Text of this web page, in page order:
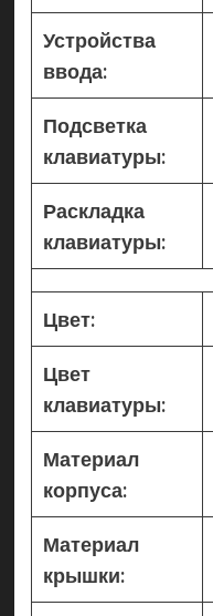
Устройства
ввода:
Подсветка
клавиатуры:
Раскладка
клавиатуры:
Цвет:
Цвет
клавиатуры:
Материал
корпуса:
Материал
крышки: